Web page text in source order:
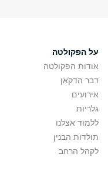
על הפקולטה
אודות הפקולטה
דבר הדקאן
אירועים
גלריות
ללמוד אצלנו
תולדות הבנין
לקהל הרחב